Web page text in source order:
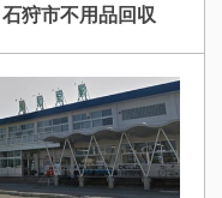
石狩市不用品回収